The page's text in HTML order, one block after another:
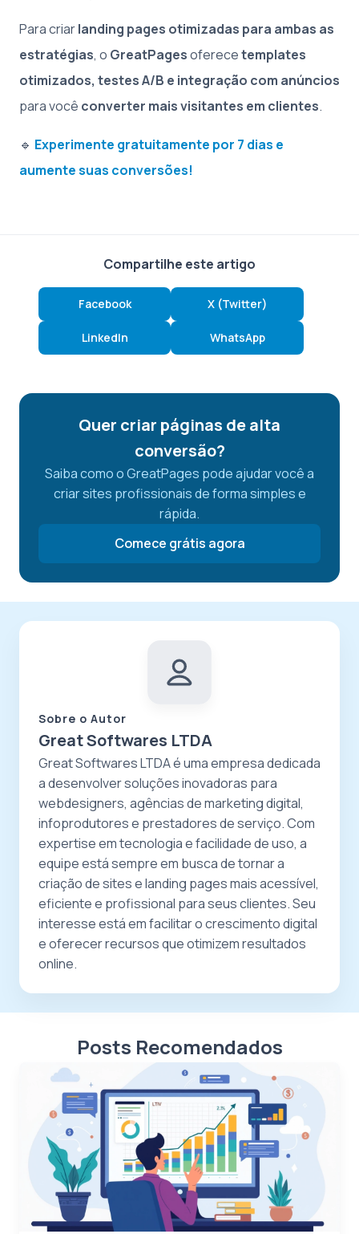
Para criarlanding pages otimizadas para ambas as
estratégias, o GreatPagesoferecetemplates
otimizados, testes A/B e integração com anúncios
para você converter mais visitantes em clientes.
🔹 Experimente gratuitamente por 7 dias e
aumente suas conversões!
Compartilhe este artigo
Facebook X (Twitter)
LinkedIn WhatsApp
Quer criar páginas de alta
conversão?
Saiba como o GreatPages pode ajudar você a
criar sites profissionais de forma simples e
rápida.
Comece grátis agora
Sobre o Autor
Great Softwares LTDA
Great Softwares LTDA é uma empresa dedicada
a desenvolver soluções inovadoras para
webdesigners, agências de marketing digital,
infoprodutores e prestadores de serviço. Com
expertise em tecnologia e facilidade de uso, a
equipe está sempre em busca de tornar a
criação de sites e landing pages mais acessível,
eficiente e profissional para seus clientes. Seu
interesse está em facilitar o crescimento digital
e oferecer recursos que otimizem resultados
online.
Posts Recomendados